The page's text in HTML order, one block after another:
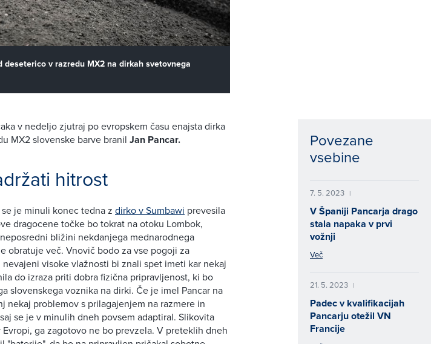
v razredu MX2 na dirkah svetovnega
v nedeljo zjutraj po evropskem času enajsta dirka
MX2 slovenske barve branil Jan Pancar.
hitrost
je minuli konec tedna z dirko v Sumbawi prevesila
dragocene točke bo tokrat na otoku Lombok,
bližini nekdanjega mednarodnega
obratuje več. Vnovič bodo za vse pogoji za
visoke vlažnosti bi znali spet imeti kar nekaj
do izraza priti dobra fizična pripravljenost, ki bo
slovenskega voznika na dirki. Če je imel Pancar na
nekaj problemov s prilagajenjem na razmere in
se je v minulih dneh povsem adaptiral. Slikovita
ga zagotovo ne bo prevzela. V preteklih dneh
Povezane
vsebine
7. 5. 2023 |
V Španiji Pancarja drago
stala napaka v prvi
vožnji
Več
21. 5. 2023 |
Padec v kvalifikacijah
Pancarju otežil VN
Francije